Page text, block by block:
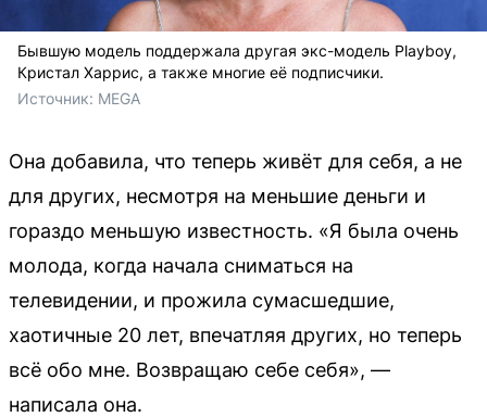
Бывшую модель поддержала другая экс-модель Playboy,
Кристал Харрис, а также многие её подписчики.
Источник: MEGA
Она добавила, что теперь живёт для себя, а не
для других, несмотря на меньшие деньги и
гораздо меньшую известность. «Я была очень
молода, когда начала сниматься на
телевидении, и прожила сумасшедшие,
хаотичные 20 лет, впечатляя других, но теперь
всё обо мне. Возвращаю себе себя», —
написала она.